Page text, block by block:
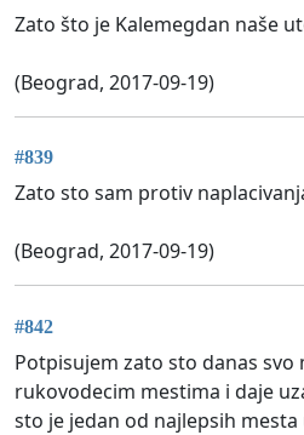
Zato što je Kalemegdan naše
(Beograd, 2017-09-19)
#839
Zato sto sam protiv
(Beograd, 2017-09-19)
#842
Potpisujem zato sto danas svo
rukovodecim mestima i daje
sto je jedan od najlepsih